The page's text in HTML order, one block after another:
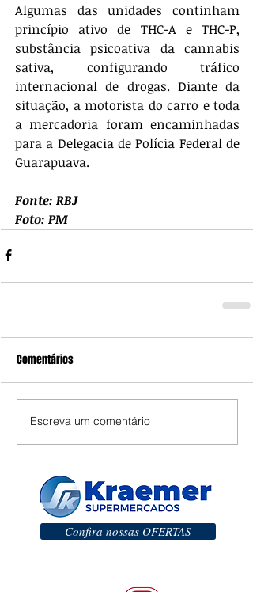
Algumas das unidades continham
princípio ativo de THC-A e THC-P,
substância psicoativa da cannabis
sativa, configurando tráfico
internacional de drogas. Diante da
situação, a motorista do carro e toda
a mercadoria foram encaminhadas
para a Delegacia de Polícia Federal de
Guarapuava.
Fonte: RBJ
Foto: PM
Comentários
Escreva um comentário
Confira nossas OFERTAS